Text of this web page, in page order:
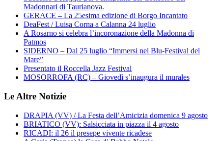
Madonnari di Taurianova.
GERACE – La 25esima edizione di Borgo Incantato
DeaFest / Luisa Corna a Calanna 24 luglio
A Rosarno si celebra l’incoronazione della Madonna di
Patmos
SIDERNO – Dal 25 luglio “Immersi nel Blu-Festival del
Mare”
Presentato il Roccella Jazz Festival
MOSORROFA (RC) – Giovedì s’inaugura il murales
Le Altre Notizie
DRAPIA (VV) / La Festa dell’Amicizia domenica 9 agosto
BRIATICO (VV): Salsicciata in piazza il 4 agosto
RICADI: il 26 il presepe vivente ricadese